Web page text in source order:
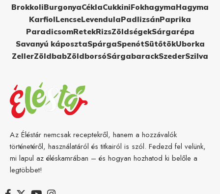
BrokkoliBurgonyaCéklaCukkiniFokhagymaHagyma
KarfiolLencseLevendulaPadlizsánPaprika
ParadicsomRetekRizsZöldségekSárgarépa
Savanyú káposztaSpárgaSpenótSütőtökUborka
ZellerZöldbabZöldborsóSárgabarackSzederSzilva
Az Éléstár nemcsak receptekről, hanem a hozzávalók
történetéről, használatáról és titkairól is szól. Fedezd fel velünk,
mi lapul az éléskamrában – és hogyan hozhatod ki belőle a
legtöbbet!